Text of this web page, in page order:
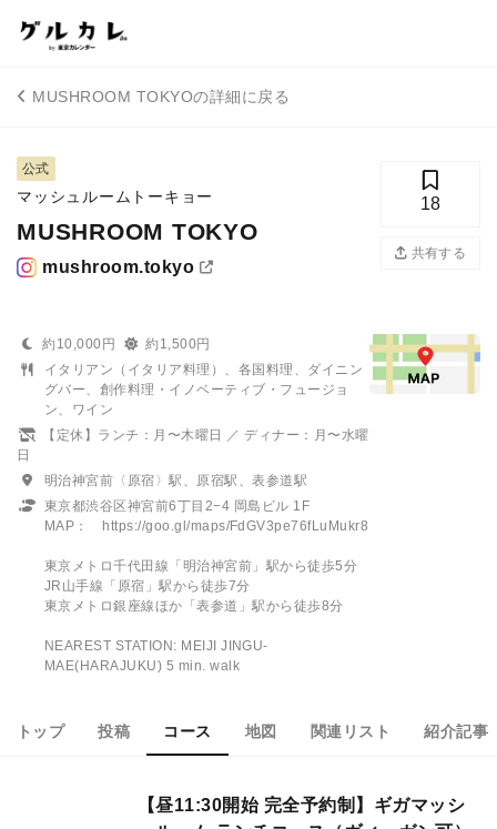
MUSHROOM TOKYOの詳細に戻る
公式
マッシュルームトーキョー
MUSHROOM TOKYO
mushroom.tokyo
18
共有する
約10,000円
約1,500円
イタリアン（イタリア料理）、各国料理、ダイニン
グバー、創作料理・イノベーティブ・フュージョ
ン、ワイン
【定休】ランチ：月〜木曜日 ／ ディナー：月〜水曜
日
明治神宮前〈原宿〉駅、原宿駅、表参道駅
東京都渋谷区神宮前6丁目2−4 岡島ビル 1F
MAP： https://goo.gl/maps/FdGV3pe76fLuMukr8
東京メトロ千代田線「明治神宮前」駅から徒歩5分
JR山手線「原宿」駅から徒歩7分
東京メトロ銀座線ほか「表参道」駅から徒歩8分
NEAREST STATION: MEIJI JINGU-
MAE(HARAJUKU) 5 min. walk
トップ 投稿 コース 地図 関連リスト 紹介記事
【昼11:30開始 完全予約制】ギガマッシ